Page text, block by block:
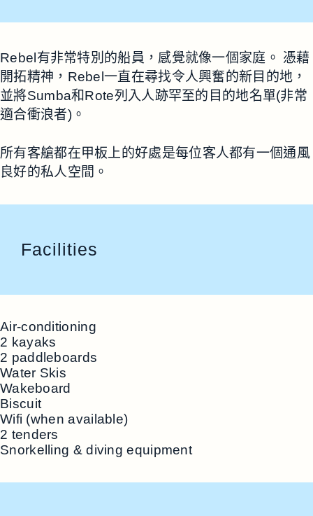
Rebel有非常特別的船員，感覺就像一個家庭。 憑藉
開拓精神，Rebel一直在尋找令人興奮的新目的地，
並將Sumba和Rote列入人跡罕至的目的地名單(非常
適合衝浪者)。
所有客艙都在甲板上的好處是每位客人都有一個通風
良好的私人空間。
Facilities
Air-conditioning
2 kayaks
2 paddleboards
Water Skis
Wakeboard
Biscuit
Wifi (when available)
2 tenders
Snorkelling & diving equipment